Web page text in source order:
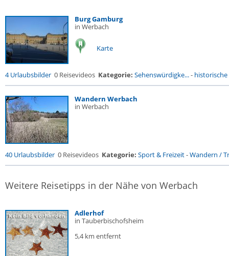
Burg Gamburg
in Werbach
Karte
4 Urlaubsbilder 0 Reisevideos Kategorie: Sehenswürdigke...- historische
Wandern Werbach
in Werbach
40 Urlaubsbilder 0 Reisevideos Kategorie: Sport & Freizeit-Wandern /
Weitere Reisetipps in der Nähe von Werbach
Adlerhof
in Tauberbischofsheim
5,4 km entfernt